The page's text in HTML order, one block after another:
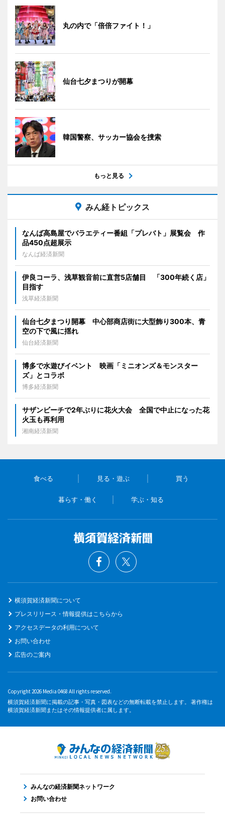
丸の内で「倍倍ファイト！」
仙台七夕まつりが開幕
韓国警察、サッカー協会を捜索
もっと見る
みん経トピックス
なんば高島屋でバラエティー番組「プレバト」展覧会 作
品450点超展示
なんば経済新聞
伊良コーラ、浅草観音前に直営5店舗目 「300年続く店」
目指す
浅草経済新聞
仙台七夕まつり開幕 中心部商店街に大型飾り300本、青
空の下で風に揺れ
仙台経済新聞
博多で水遊びイベント 映画「ミニオンズ＆モンスター
ズ」とコラボ
博多経済新聞
サザンビーチで2年ぶりに花火大会 全国で中止になった花
火玉も再利用
湘南経済新聞
食べる 見る・遊ぶ 買う
暮らす・働く 学ぶ・知る
横須賀経済新聞について
プレスリリース・情報提供はこちらから
アクセスデータの利用について
お問い合わせ
広告のご案内
Copyright 2026 Media 0468 All rights reserved.
横須賀経済新聞に掲載の記事・写真・図表などの無断転載を禁止します。 著作権は
横須賀経済新聞またはその情報提供者に属します。
みんなの経済新聞ネットワーク
お問い合わせ